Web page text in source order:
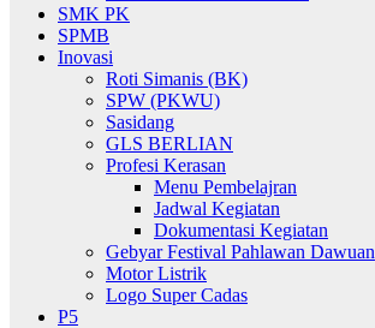
SMK PK
SPMB
Inovasi
Roti Simanis (BK)
SPW (PKWU)
Sasidang
GLS BERLIAN
Profesi Kerasan
Menu Pembelajran
Jadwal Kegiatan
Dokumentasi Kegiatan
Gebyar Festival Pahlawan Dawuan
Motor Listrik
Logo Super Cadas
P5